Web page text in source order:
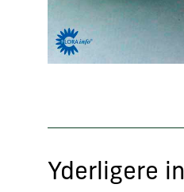
Yderligere